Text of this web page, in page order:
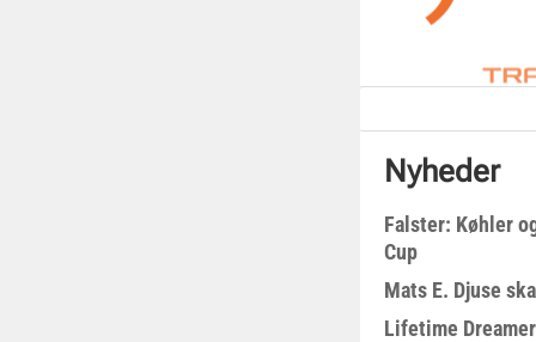
Nyheder
Falster: Køhler
Cup
Mats E. Djuse
Lifetime